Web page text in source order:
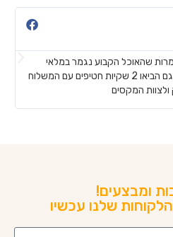
למרות שהאוכל הקבוע נגמר במלאי
הציעו אוכל חלופי ודאגו לעדכן וגם הביאו 2 שקיות חטיפים עם המשלוח
ולצוות המקסים
ומבצעים!
שלנו עכשיו